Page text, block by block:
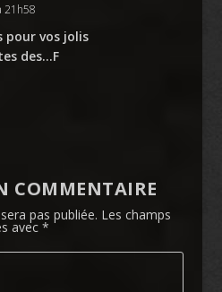
21h58
pour vos jolis
des…F
COMMENTAIRE
pas publiée. Les champs
avec *